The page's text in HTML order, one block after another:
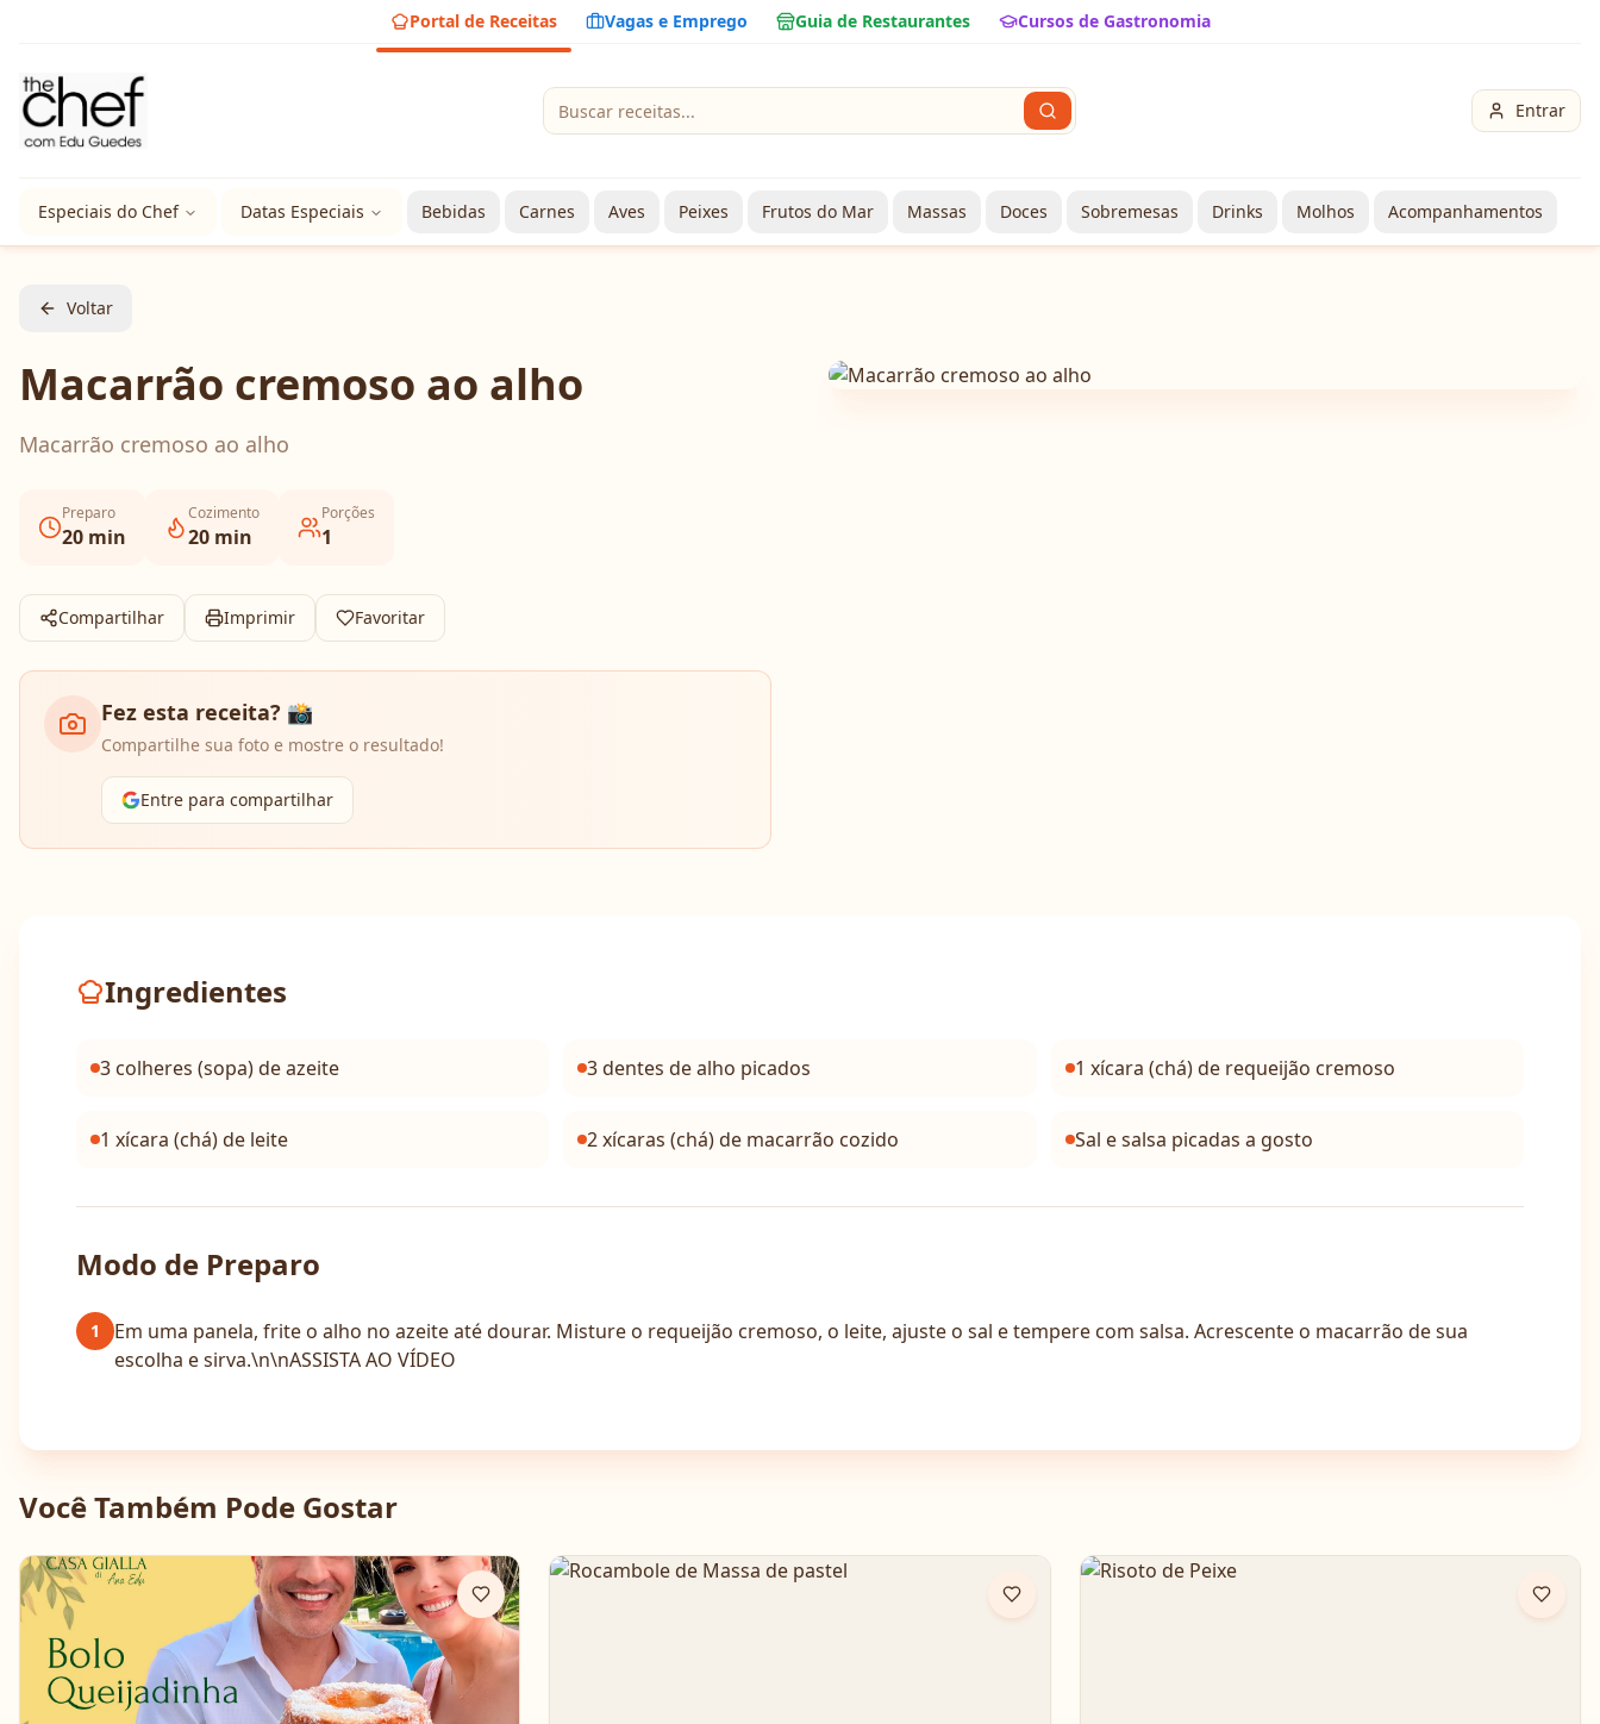
Portal de Receitas Vagas e Emprego Guia de Restaurantes Cursos de Gastronomia
Entrar
Especiais do Chef Datas Especiais Bebidas Carnes Aves Peixes Frutos do Mar Massas Doces Sobremesas Drinks Molhos Acompanhamentos
Voltar
Macarrão cremoso ao alho
Macarrão cremoso ao alho
Preparo
20 min
Cozimento
20 min
Porções
1
Compartilhar Imprimir Favoritar
Fez esta receita? 📸
Compartilhe sua foto e mostre o resultado!
Entre para compartilhar
Ingredientes
3 colheres (sopa) de azeite 3 dentes de alho picados 1 xícara (chá) de requeijão cremoso
1 xícara (chá) de leite 2 xícaras (chá) de macarrão cozido Sal e salsa picadas a gosto
Modo de Preparo
1
Em uma panela, frite o alho no azeite até dourar. Misture o requeijão cremoso, o leite, ajuste o sal e tempere com salsa. Acrescente o macarrão de sua
escolha e sirva.\n\nASSISTA AO VÍDEO
Você Também Pode Gostar